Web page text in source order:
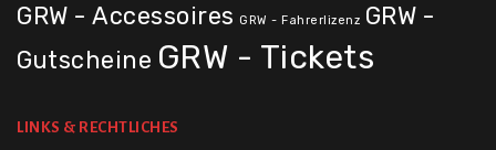
GRW - Accessoires GRW - Fahrerlizenz GRW -
Gutscheine GRW - Tickets
LINKS & RECHTLICHES